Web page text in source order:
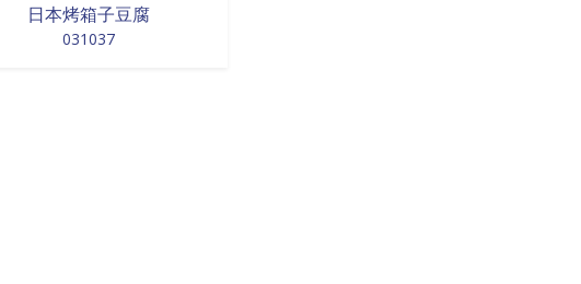
日本烤箱子豆腐
031037